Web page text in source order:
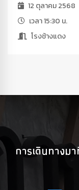
12 ตุลาคม 2568
เวลา 15:30 น.
โรงช้างแดง
การเดินทางม